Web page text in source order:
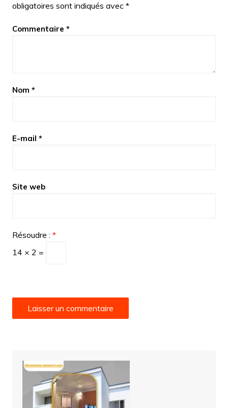
obligatoires sont indiqués avec *
Commentaire *
Nom *
E-mail *
Site web
Résoudre : *
14 × 2 =